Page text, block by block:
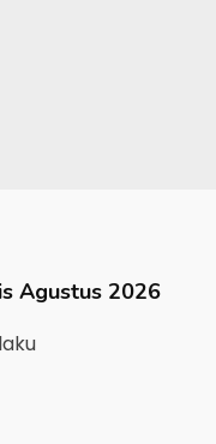
Agustus 2026